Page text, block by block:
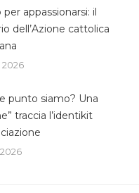
per appassionarsi: il
dell’Azione cattolica
punto siamo? Una
traccia l’identikit